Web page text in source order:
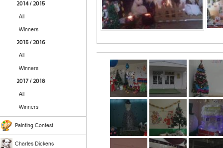
2014 / 2015
All
Winners
2015 / 2016
All
Winners
2017 / 2018
All
Winners
Painting Contest
Charles Dickens